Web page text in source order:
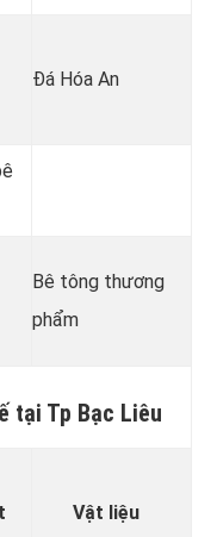
Đá Hóa An
Bê tông thương
phẩm
tại Tp Bạc Liêu
Vật liệu